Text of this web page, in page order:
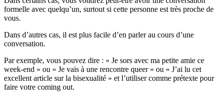
formelle avec quelqu’un, surtout si cette personne est très proche de
vous.
Dans d’autres cas, il est plus facile d’en parler au cours d’une
conversation.
Par exemple, vous pouvez dire : « Je sors avec ma petite amie ce
week-end » ou « Je vais à une rencontre queer » ou « J’ai lu cet
excellent article sur la bisexualité » et l’utiliser comme prétexte pour
faire votre coming out.